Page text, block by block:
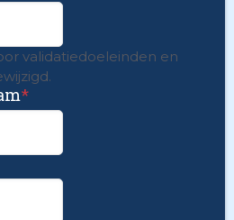
validatiedoeleinden en
*